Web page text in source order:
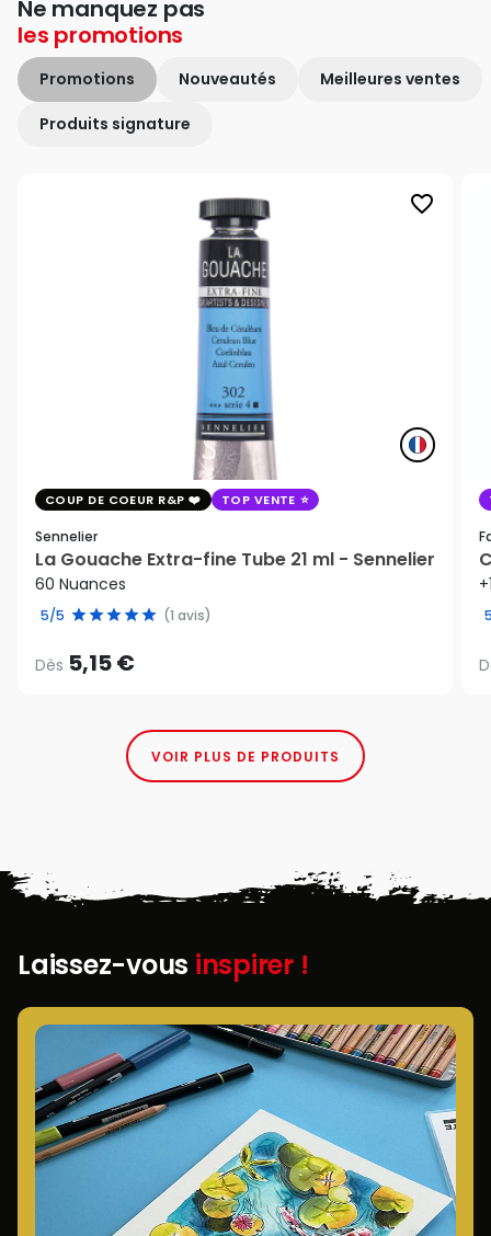
Ne manquez pas
les promotions
Promotions Nouveautés Meilleures ventes
Produits signature
favorite_border
COUP DE COEUR R&P TOP VENTE
Sennelier
La Gouache Extra-fine Tube 21 ml - Sennelier
60 Nuances
5/5 (1 avis)
Dès 5,15 €
VOIR PLUS DE PRODUITS
Laissez-vous inspirer !